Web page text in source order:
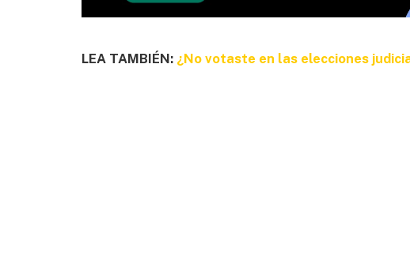
LEA TAMBIÉN: ¿No votaste en las elecciones